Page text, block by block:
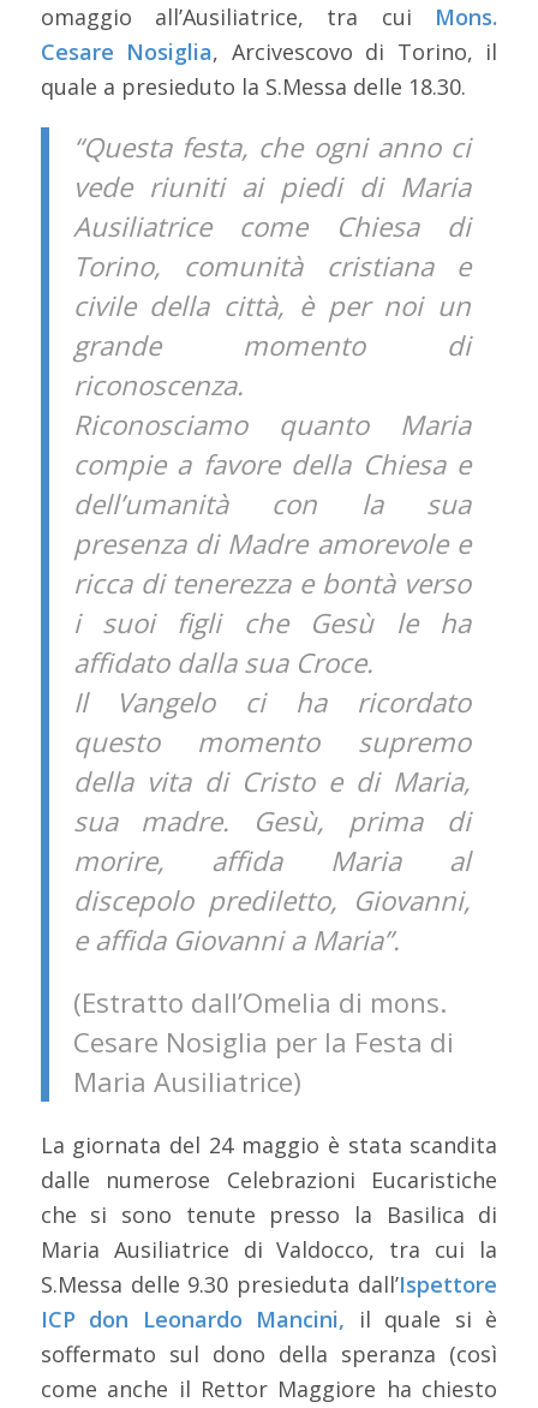
omaggio all’Ausiliatrice, tra cui Mons.
Cesare Nosiglia, Arcivescovo di Torino, il
quale a presieduto la S.Messa delle 18.30.
“Questa festa, che ogni anno ci
vede riuniti ai piedi di Maria
Ausiliatrice come Chiesa di
Torino, comunità cristiana e
civile della città, è per noi un
grande momento di
riconoscenza.
Riconosciamo quanto Maria
compie a favore della Chiesa e
dell’umanità con la sua
presenza di Madre amorevole e
ricca di tenerezza e bontà verso
i suoi figli che Gesù le ha
affidato dalla sua Croce.
Il Vangelo ci ha ricordato
questo momento supremo
della vita di Cristo e di Maria,
sua madre. Gesù, prima di
morire, affida Maria al
discepolo prediletto, Giovanni,
e affida Giovanni a Maria”.
(Estratto dall’Omelia di mons.
Cesare Nosiglia per la Festa di
Maria Ausiliatrice)
La giornata del 24 maggio è stata scandita
dalle numerose Celebrazioni Eucaristiche
che si sono tenute presso la Basilica di
Maria Ausiliatrice di Valdocco, tra cui la
S.Messa delle 9.30 presieduta dall’Ispettore
ICP don Leonardo Mancini, il quale si è
soffermato sul dono della speranza (così
come anche il Rettor Maggiore ha chiesto